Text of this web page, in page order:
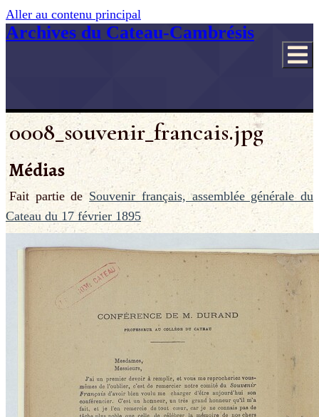
Aller au contenu principal
Archives du Cateau-Cambrésis
0008_souvenir_francais.jpg
Médias
Fait partie de Souvenir français, assemblée générale du
Cateau du 17 février 1895